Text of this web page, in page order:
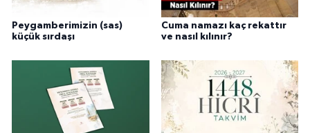
Peygamberimizin (sas)
küçük sırdaşı
Cuma namazı kaç rekattır
ve nasıl kılınır?
Sivas Müftülüğü
Şanlıurfa Müftülüğü